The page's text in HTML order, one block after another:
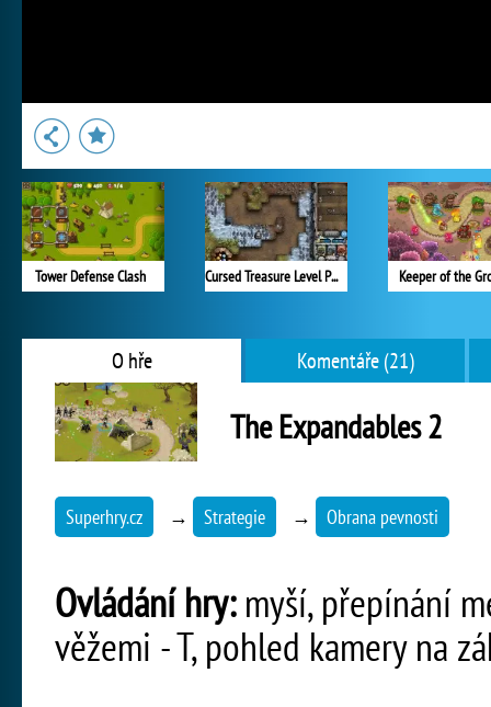
Tower Defense Clash Cursed Treasure Level Pack Keeper of the
O hře Komentáře (21)
The Expandables 2
Superhry.cz → Strategie → Obrana pevnosti
Ovládání hry:myší, přepínání
věžemi - T, pohled kamery na